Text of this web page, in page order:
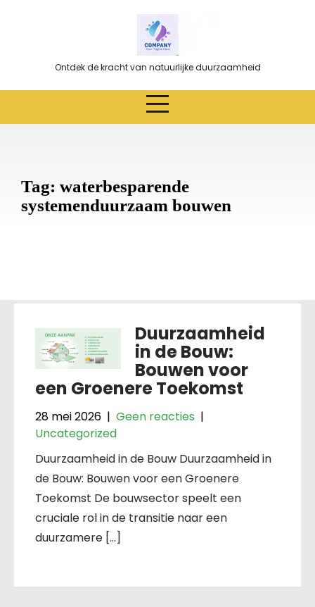
Ontdek de kracht van natuurlijke duurzaamheid
Tag: waterbesparende
systemenduurzaam bouwen
Duurzaamheid
in de Bouw:
Bouwen voor
een Groenere Toekomst
28 mei 2026 | Geen reacties |
Uncategorized
Duurzaamheid in de Bouw Duurzaamheid in
de Bouw: Bouwen voor een Groenere
Toekomst De bouwsector speelt een
cruciale rol in de transitie naar een
duurzamere […]